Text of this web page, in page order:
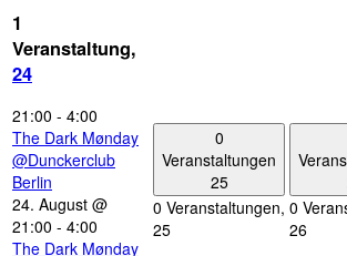
1
Veranstaltung,
24
21:00 - 4:00
The Dark Mønday
@Dunckerclub
Berlin
24. August @
21:00 - 4:00
The Dark Mønday
0
Veranstaltungen
25
0 Veranstaltungen,
25
0
26